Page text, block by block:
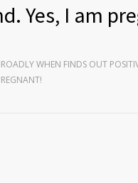
Yes, I am
WHEN FINDS OUT